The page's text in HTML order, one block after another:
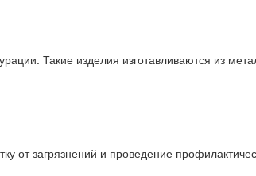
Такие изделия изготавливаются из
от загрязнений и проведение